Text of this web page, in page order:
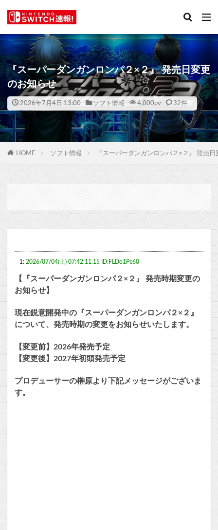
『スーパーダンガンロンパ２×２』 発売日変更
のお知らせ
2026年7月4日 13:00 ソフト情報 4,000pv 32件
HOME ソフト情報 『スーパーダンガンロンパ２×２』 発売
1: 2026/07/04(土) 07:42:11.15 ID:FLDo1Pe60
【『スーパーダンガンロンパ２×２』 発売時期変更の
お知らせ】
現在鋭意開発中の『スーパーダンガンロンパ２×２』
について、発売時期の変更をお知らせいたします。
【変更前】2026年発売予定
【変更後】2027年初頭発売予定
プロデューサーの榊原より下記メッセージがございま
す。